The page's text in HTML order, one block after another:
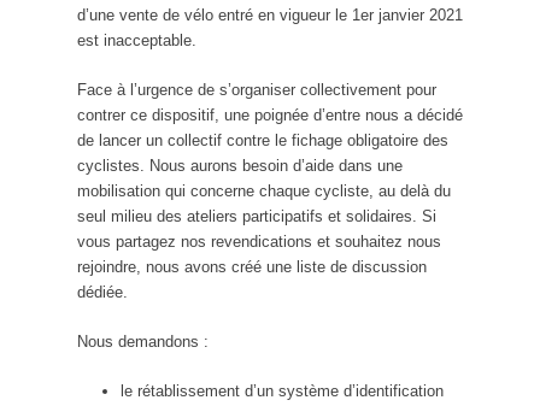
d’une vente de vélo entré en vigueur le 1er janvier 2021
est inacceptable.
Face à l’urgence de s’organiser collectivement pour
contrer ce dispositif, une poignée d’entre nous a décidé
de lancer un collectif contre le fichage obligatoire des
cyclistes. Nous aurons besoin d’aide dans une
mobilisation qui concerne chaque cycliste, au delà du
seul milieu des ateliers participatifs et solidaires. Si
vous partagez nos revendications et souhaitez nous
rejoindre, nous avons créé une liste de discussion
dédiée.
Nous demandons :
le rétablissement d’un système d’identification